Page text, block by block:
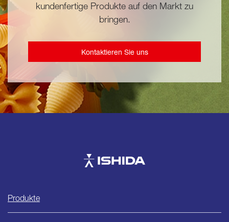
kundenfertige Produkte auf den Markt zu
bringen.
Kontaktieren Sie uns
Ishida
Produkte